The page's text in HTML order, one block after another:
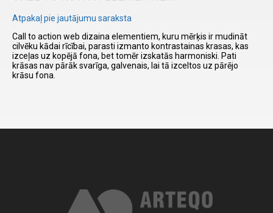
I have
read and
accept the
terms and
conditions
Atpakaļ pie jautājumu saraksta
Call to action web dizaina elementiem, kuru mērķis ir mudināt
cilvēku kādai rīcībai, parasti izmanto kontrastainas krasas, kas
izceļas uz kopējā fona, bet tomēr izskatās harmoniski. Pati
krāsas nav pārāk svarīga, galvenais, lai tā izceltos uz pārējo
krāsu fona.